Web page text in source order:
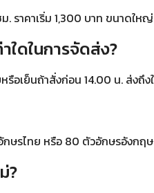
าคาเริ่ม 1,300 บาท ขนาดใ
ใดในการจัดส่ง?
อเย็นถ้าสั่งก่อน 14.00 น. ส่งถึ
ษรไทย หรือ 80 ตัวอักษรอังกฤ
?